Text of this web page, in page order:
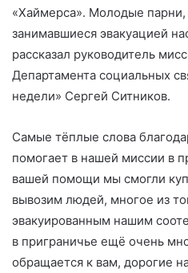
«Хаймерса». Молодые
занимавшиеся эвакуацией
рассказал руководитель
Департамента социальных
недели» Сергей Ситников.
Самые тёплые слова
помогает в нашей миссии в
вашей помощи мы смогли
вывозим людей, многое из
эвакуированным нашим
в приграничье ещё очень
обращается к вам, дорогие